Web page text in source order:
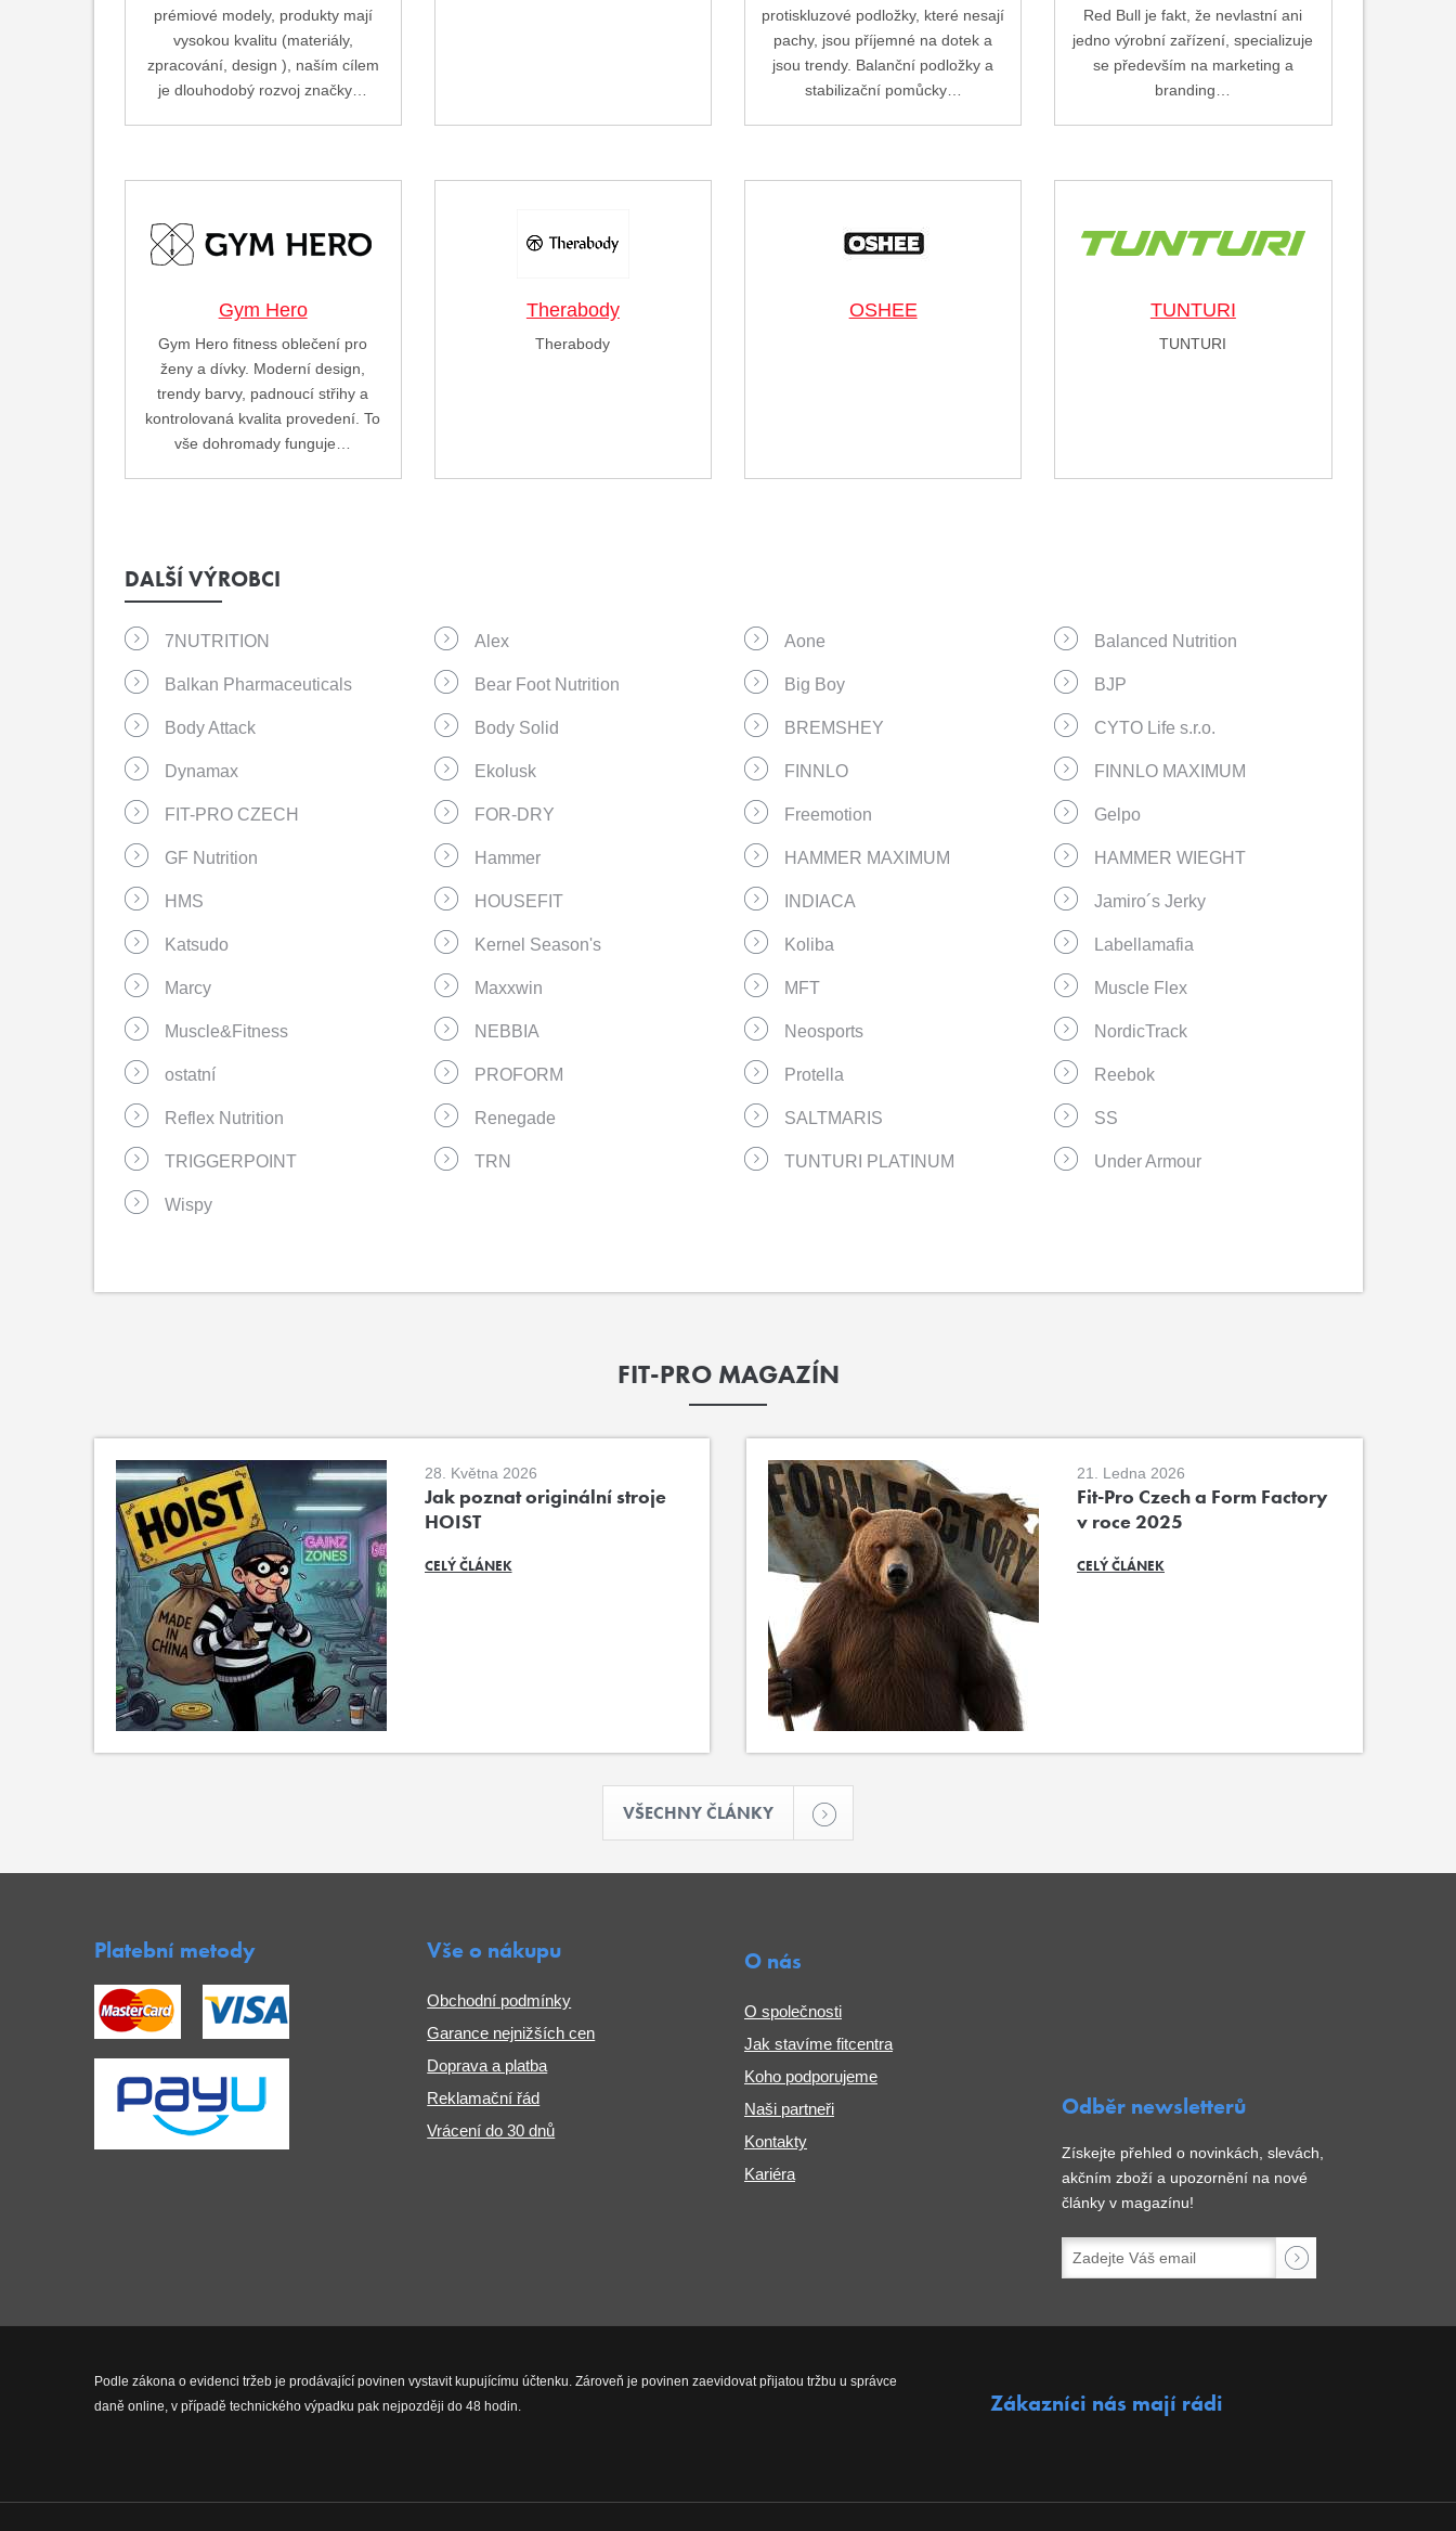
prémiové modely, produkty mají
vysokou kvalitu (materiály,
zpracování, design ), naším cílem
je dlouhodobý rozvoj značky…
protiskluzové podložky, které nesají
pachy, jsou příjemné na dotek a
jsou trendy. Balanční podložky a
stabilizační pomůcky…
Red Bull je fakt, že nevlastní ani
jedno výrobní zařízení, specializuje
se především na marketing a
branding…
Gym Hero
Gym Hero fitness oblečení pro
ženy a dívky. Moderní design,
trendy barvy, padnoucí střihy a
kontrolovaná kvalita provedení. To
vše dohromady funguje…
Therabody
Therabody
OSHEE TUNTURI
TUNTURI
DALŠÍ VÝROBCI
7NUTRITION Alex Aone Balanced Nutrition
Balkan Pharmaceuticals Bear Foot Nutrition Big Boy BJP
Body Attack Body Solid BREMSHEY CYTO Life s.r.o.
Dynamax Ekolusk FINNLO FINNLO MAXIMUM
FIT-PRO CZECH FOR-DRY Freemotion Gelpo
GF Nutrition Hammer HAMMER MAXIMUM HAMMER WIEGHT
HMS HOUSEFIT INDIACA Jamiro´s Jerky
Katsudo Kernel Season's Koliba Labellamafia
Marcy Maxxwin MFT Muscle Flex
Muscle&Fitness NEBBIA Neosports NordicTrack
ostatní PROFORM Protella Reebok
Reflex Nutrition Renegade SALTMARIS SS
TRIGGERPOINT TRN TUNTURI PLATINUM Under Armour
Wispy
FIT-PRO MAGAZÍN
28. Května 2026
Jak poznat originální stroje
HOIST
CELÝ ČLÁNEK
21. Ledna 2026
Fit-Pro Czech a Form Factory
v roce 2025
CELÝ ČLÁNEK
VŠECHNY ČLÁNKY
Platební metody Vše o nákupu
Obchodní podmínky
Garance nejnižších cen
Doprava a platba
Reklamační řád
Vrácení do 30 dnů
O nás
O společnosti
Jak stavíme fitcentra
Koho podporujeme
Naši partneři
Kontakty
Kariéra
Odběr newsletterů
Získejte přehled o novinkách, slevách,
akčním zboží a upozornění na nové
články v magazínu!
Podle zákona o evidenci tržeb je prodávající povinen vystavit kupujícímu účtenku. Zároveň je povinen zaevidovat přijatou tržbu u správce
daně online, v případě technického výpadku pak nejpozději do 48 hodin.
Zákazníci nás mají rádi